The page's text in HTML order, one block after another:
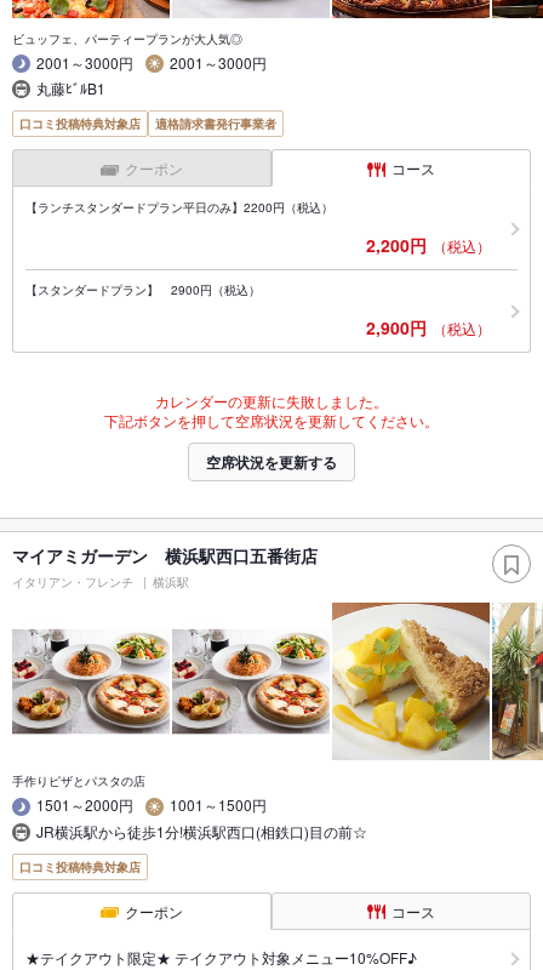
ビュッフェ、パーティープランが大人気◎
2001～3000円
2001～3000円
丸藤ﾋﾞﾙB1
口コミ投稿特典対象店 適格請求書発行事業者
クーポン コース
【ランチスタンダードプラン平日のみ】2200円（税込）
2,200円 （税込）
【スタンダードプラン】 2900円（税込）
2,900円 （税込）
カレンダーの更新に失敗しました。
下記ボタンを押して空席状況を更新してください。
空席状況を更新する
マイアミガーデン 横浜駅西口五番街店
イタリアン・フレンチ 横浜駅
手作りピザとパスタの店
1501～2000円
1001～1500円
JR横浜駅から徒歩1分!横浜駅西口(相鉄口)目の前☆
口コミ投稿特典対象店
クーポン コース
★テイクアウト限定★ テイクアウト対象メニュー10%OFF♪